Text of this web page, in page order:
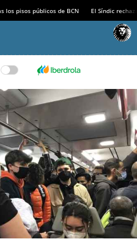
los pisos públicos de BCN El Síndic